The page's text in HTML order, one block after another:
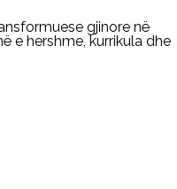
gjinore në
e hershme, kurrikula dhe